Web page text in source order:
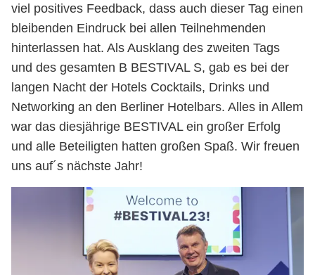
viel positives Feedback, dass auch dieser Tag einen
bleibenden Eindruck bei allen Teilnehmenden
hinterlassen hat. Als Ausklang des zweiten Tags
und des gesamten B BESTIVAL S, gab es bei der
langen Nacht der Hotels Cocktails, Drinks und
Networking an den Berliner Hotelbars. Alles in Allem
war das diesjährige BESTIVAL ein großer Erfolg
und alle Beteiligten hatten großen Spaß. Wir freuen
uns auf´s nächste Jahr!